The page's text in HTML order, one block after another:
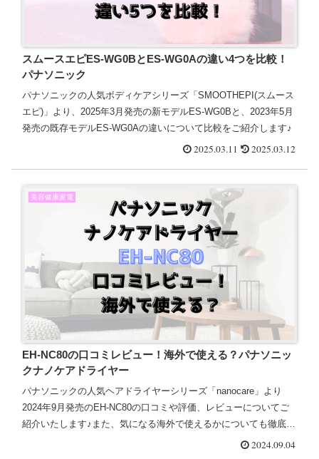
スムースエピES-WG0BとES-WG0Aの違い4つを比較！
パナソニック
パナソニックの人気ボディケアシリーズ「SMOOTHEPI(スムース
エピ)」より、2025年3月発売の新モデルES-WG0Bと、2023年5月
発売の既存モデルES-WG0Aの違いについて比較をご紹介します♪
2025.03.11 2025.03.12
美容健康家電
EH-NC80の口コミレビュー！海外で使える？パナソニッ
クナノケアドライヤー
パナソニックの人気ヘアドライヤーシリーズ「nanocare」より
2024年9月発売のEH-NC80の口コミや評価、レビューについてご
紹介いたします♪また、気になる海外で使えるかについても徹底解
2024.09.04